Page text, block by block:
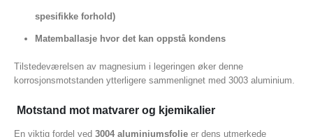
spesifikke forhold)
Matemballasje hvor det kan oppstå kondens
Tilstedeværelsen av magnesium i legeringen øker denne
korrosjonsmotstanden ytterligere sammenlignet med 3003 aluminium.
Motstand mot matvarer og kjemikalier
En viktig fordel ved 3004 aluminiumsfolie er dens utmerkede